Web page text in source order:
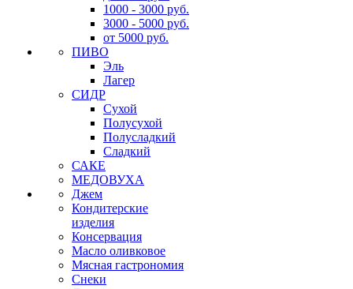
1000 - 3000 руб.
3000 - 5000 руб.
от 5000 руб.
ПИВО
Эль
Лагер
СИДР
Сухой
Полусухой
Полусладкий
Сладкий
САКЕ
МЕДОВУХА
Джем
Кондитерские
изделия
Консервация
Масло оливковое
Мясная гастрономия
Снеки